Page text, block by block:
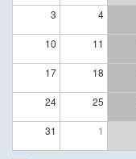
3 4
10 11
17 18
24 25
31 1